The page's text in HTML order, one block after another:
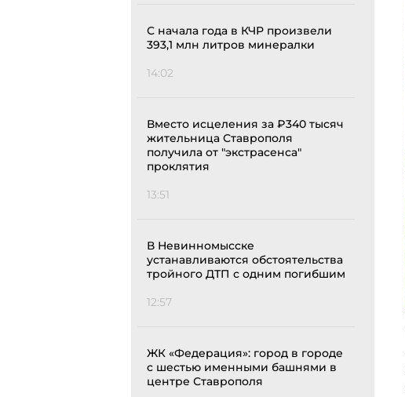
С начала года в КЧР произвели
393,1 млн литров минералки
14:02
Вместо исцеления за ₽340 тысяч
жительница Ставрополя
получила от "экстрасенса"
проклятия
13:51
В Невинномысске
устанавливаются обстоятельства
тройного ДТП с одним погибшим
12:57
ЖК «Федерация»: город в городе
с шестью именными башнями в
центре Ставрополя